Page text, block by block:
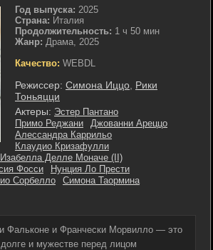
Год выпуска: 2025
Страна: Италия
Продолжительность: 1 ч 50 мин
Жанр: Драма, 2025
Качество: WEBDL
Режиссер: Симона Иццо Рики
Тоньяцци
Актеры: Эстер Пантано
Примо Реджани
Джованни Ареццо
Алессандра Каррильо
Клаудио Кризафулли
Изабелла Делле Моначе (II)
Фосси
Нунция Ло Прести
Сорбелло
Симона Таормина
Фальконе и Франчески Морвилло — это
и мужестве перед лицом